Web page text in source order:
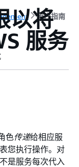
用户指南
以将
服务
色传递给相应服
您执行操作。对
是服务每次代入